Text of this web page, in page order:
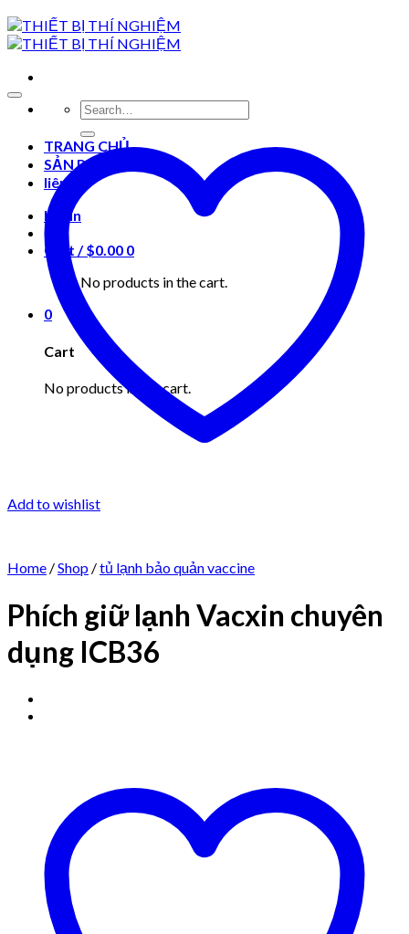
Search
for:
TRANG CHỦ
SẢN PHẨM
liên hệ
Login
Cart /$0.00 0
No products in the cart.
0
Cart
No products in the cart.
Add to wishlist
Home /Shop /tủ lạnh bảo quản vaccine
Phích giữ lạnh Vacxin chuyên
dụng ICB36